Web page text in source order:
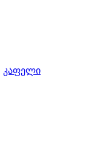
კაფელი